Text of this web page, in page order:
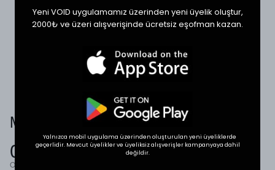
dolabınızdaki beğendiğiniz bir ürünün ölçülerini alıp
karşılaştırabilirsiniz.
Müşteri Yorumları
0.0
Ortalama Puan
Yeni VOID uygulamamız üzerinden yeni üyelik oluştur,
2000₺ ve üzeri alışverişinde ücretsiz eşofman kazan.
Yalnızca mobil uygulama üzerinden oluşturulan yeni üyeliklerde
geçerlidir. Mevcut üyelikler ve üyeliksiz alışverişler kampanyaya dahil
değildir.